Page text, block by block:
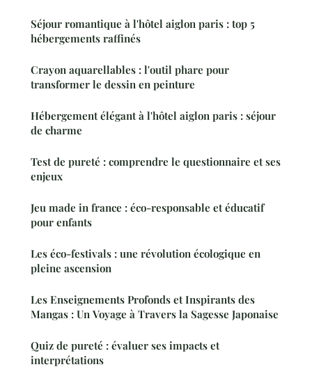
Séjour romantique à l'hôtel aiglon paris : top 5
hébergements raffinés
Crayon aquarellables : l'outil phare pour
transformer le dessin en peinture
Hébergement élégant à l'hôtel aiglon paris : séjour
de charme
Test de pureté : comprendre le questionnaire et ses
enjeux
Jeu made in france : éco-responsable et éducatif
pour enfants
Les éco-festivals : une révolution écologique en
pleine ascension
Les Enseignements Profonds et Inspirants des
Mangas : Un Voyage à Travers la Sagesse Japonaise
Quiz de pureté : évaluer ses impacts et
interprétations